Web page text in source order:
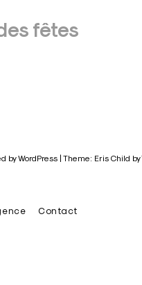
fêtes
by WordPress | Theme: Eris Child by
Contact